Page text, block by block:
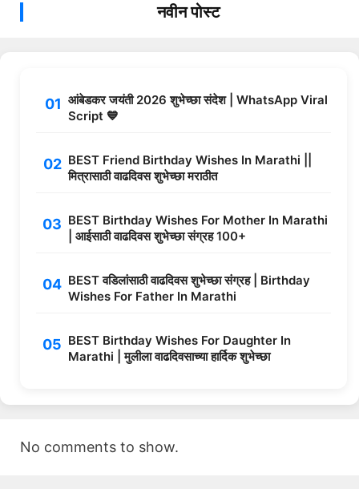
नवीन पोस्ट
आंबेडकर जयंती 2026 शुभेच्छा संदेश | WhatsApp Viral
Script 💙
BEST Friend Birthday Wishes In Marathi ||
मित्रासाठी वाढदिवस शुभेच्छा मराठीत
BEST Birthday Wishes For Mother In Marathi
| आईसाठी वाढदिवस शुभेच्छा संग्रह 100+
BEST वडिलांसाठी वाढदिवस शुभेच्छा संग्रह | Birthday
Wishes For Father In Marathi
BEST Birthday Wishes For Daughter In
Marathi | मुलीला वाढदिवसाच्या हार्दिक शुभेच्छा
No comments to show.